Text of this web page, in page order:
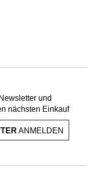
und
nächsten Einkauf
ANMELDEN